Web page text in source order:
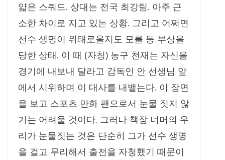
얇은 스쿼드. 상대는 전국 최강팀. 아주 근
소한 차이로 지고 있는 상황. 그리고 어쩌면
선수 생명이 위태로울지도 모를 등 부상을
당한 상태. 이 때 (자칭) 농구 천재는 자신을
경기에 내보내 달라고 감독인 안 선생님 앞
에서 시위하며 이 대사를 내뱉는다. 이 장면
을 보고 스포츠 만화 팬으로서 눈물 짓지 않
기는 어려울 것이다. 그러나 책장 너머의 우
리가 눈물짓는 것은 단순히 그가 선수 생명
을 걸고 무리해서 출전을 자청했기 때문이